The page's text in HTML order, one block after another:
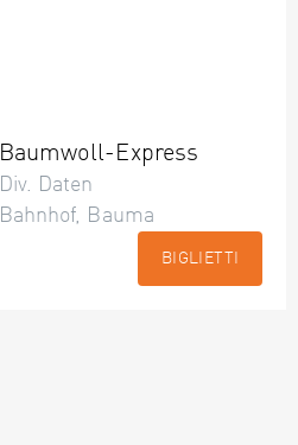
Baumwoll-Express
Div. Daten
Bahnhof, Bauma
BIGLIETTI